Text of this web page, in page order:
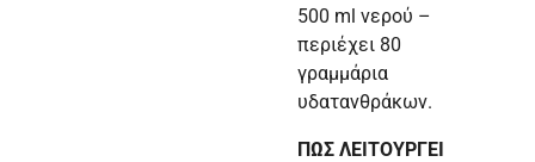
500 ml νερού –
περιέχει 80
γραμμάρια
υδατανθράκων.
ΠΩΣ ΛΕΙΤΟΥΡΓΕΙ